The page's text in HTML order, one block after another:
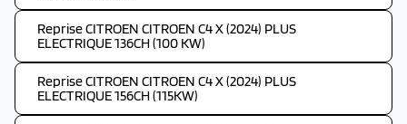
Reprise CITROEN CITROEN C4 X (2024) PLUS
ELECTRIQUE 136CH (100 KW)
Reprise CITROEN CITROEN C4 X (2024) PLUS
ELECTRIQUE 156CH (115KW)